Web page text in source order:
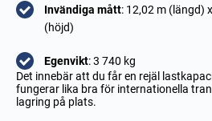
Invändiga mått: 12,02 m (längd)
(höjd)
Egenvikt: 3 740 kg
Det innebär att du får en rejäl
fungerar lika bra för internationella
lagring på plats.